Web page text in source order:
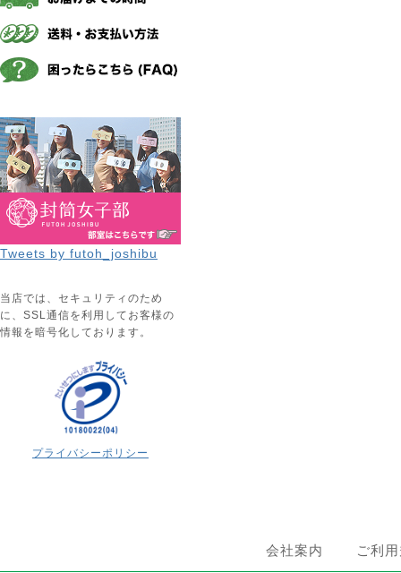
Tweets by futoh_joshibu
当店では、セキュリティのため
に、SSL通信を利用してお客様の
情報を暗号化しております。
プライバシーポリシー
会社案内 ご利